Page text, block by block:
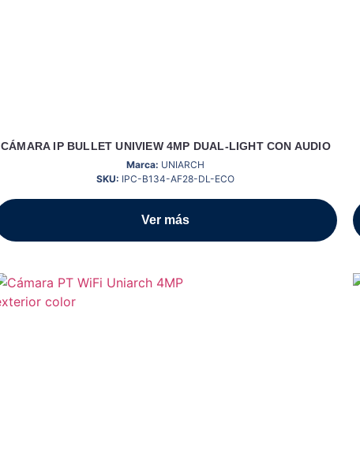
CÁMARA IP BULLET UNIVIEW 4MP DUAL-LIGHT CON AUDIO
Marca: UNIARCH
SKU: IPC-B134-AF28-DL-ECO
Ver más